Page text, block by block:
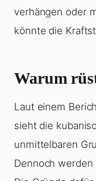
verhängen oder
könnte die
Warum
Laut einem
sieht die
unmittelbaren
Dennoch